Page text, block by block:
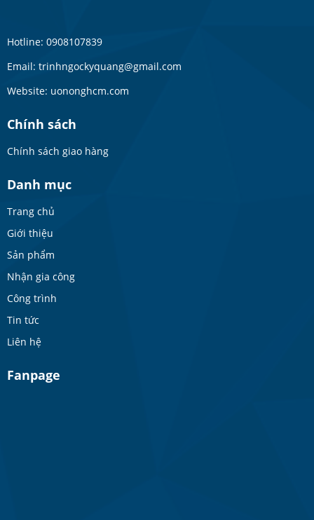
Hotline: 0908107839
Email: trinhngockyquang@gmail.com
Website: uononghcm.com
Chính sách
Chính sách giao hàng
Danh mục
Trang chủ
Giới thiệu
Sản phẩm
Nhận gia công
Công trình
Tin tức
Liên hệ
Fanpage